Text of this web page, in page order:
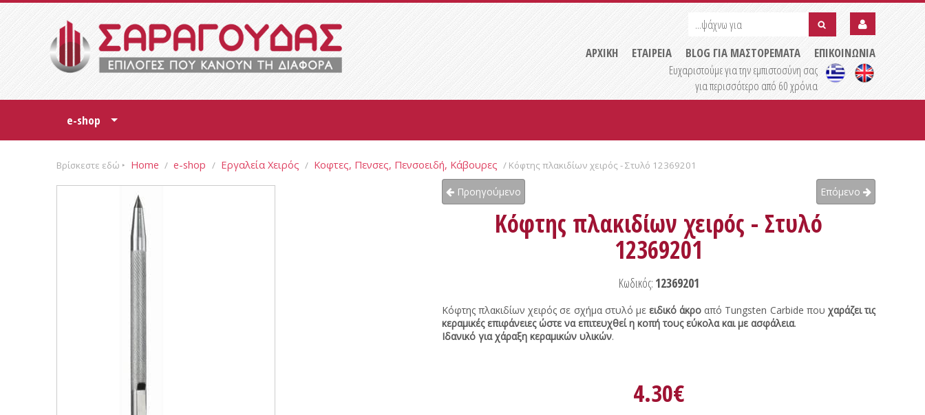
...ψάχνω
για
...ψάχνω
για
submit
ΕΠΙΚΟΙΝΩΝΙΑ
BLOG ΓΙΑ ΜΑΣΤΟΡΕΜΑΤΑ
ΕΤΑΙΡΕΙΑ
ΑΡΧΙΚΗ
Ευχαριστούμε για την εμπιστοσύνη σας
για περισσότερο από 60 χρόνια
e-shop
Βρίσκεστε εδώ ‣ Home / e-shop / Εργαλεία Χειρός / Κοφτες, Πενσες, Πενσοειδή, Κάβουρες / Κόφτης πλακιδίων χειρός - Στυλό 12369201
Προηγούμενο Επόμενο
Κόφτης πλακιδίων χειρός - Στυλό
12369201
Κωδικός: 12369201
Κόφτης πλακιδίων χειρός σε σχήμα στυλό με ειδικό άκρο από Tungsten Carbide που χαράζει τις
κεραμικές επιφάνειες ώστε να επιτευχθεί η κοπή τους εύκολα και με ασφάλεια.
Ιδανικό για χάραξη κεραμικών υλικών.
4.30€